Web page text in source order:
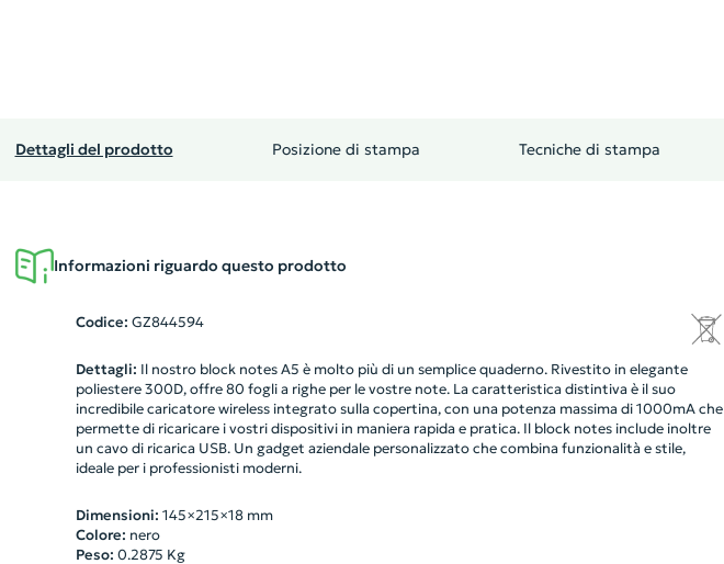
Dettagli del prodotto Posizione di stampa Tecniche di stampa
Informazioni riguardo questo prodotto
Codice: GZ844594
Dettagli: Il nostro block notes A5 è molto più di un semplice quaderno. Rivestito in elegante
poliestere 300D, offre 80 fogli a righe per le vostre note. La caratteristica distintiva è il suo
incredibile caricatore wireless integrato sulla copertina, con una potenza massima di 1000mA che
permette di ricaricare i vostri dispositivi in maniera rapida e pratica. Il block notes include inoltre
un cavo di ricarica USB. Un gadget aziendale personalizzato che combina funzionalità e stile,
ideale per i professionisti moderni.
Dimensioni: 145×215×18 mm
Colore: nero
Peso: 0.2875 Kg